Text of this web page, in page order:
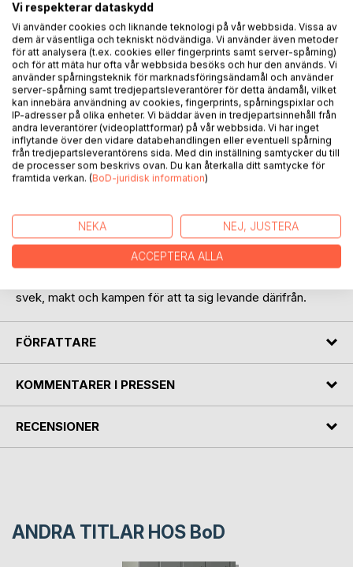
BESKRIVNING
Ett uppdrag i Shanghai som går fruktansvärt fel.
Kriminalassistent Maria Svensson skickas för att hämta en
misstänkt dubbelmördare.
Men redan första kvällen förändras allt.
Plötsligt är det hon själv som jagas.
misstag kan kosta henne livet.
Vem kan hon lita på?
svek, makt och kampen för att ta sig levande därifrån.
FÖRFATTARE
KOMMENTARER I PRESSEN
RECENSIONER
ANDRA TITLAR HOS BoD
Vi respekterar dataskydd
Vi använder cookies och liknande teknologi på vår webbsida. Vissa av
dem är väsentliga och tekniskt nödvändiga. Vi använder även metoder
för att analysera (t.ex. cookies eller fingerprints samt server-spårning)
och för att mäta hur ofta vår webbsida besöks och hur den används. Vi
använder spårningsteknik för marknadsföringsändamål och använder
server-spårning samt tredjepartsleverantörer för detta ändamål, vilket
kan innebära användning av cookies, fingerprints, spårningspixlar och
IP-adresser på olika enheter. Vi bäddar även in tredjepartsinnehåll från
andra leverantörer (videoplattformar) på vår webbsida. Vi har inget
inflytande över den vidare databehandlingen eller eventuell spårning
från tredjepartsleverantörens sida. Med din inställning samtycker du till
de processer som beskrivs ovan. Du kan återkalla ditt samtycke för
framtida verkan. (BoD-juridisk information)
NEKA NEJ, JUSTERA
ACCEPTERA ALLA